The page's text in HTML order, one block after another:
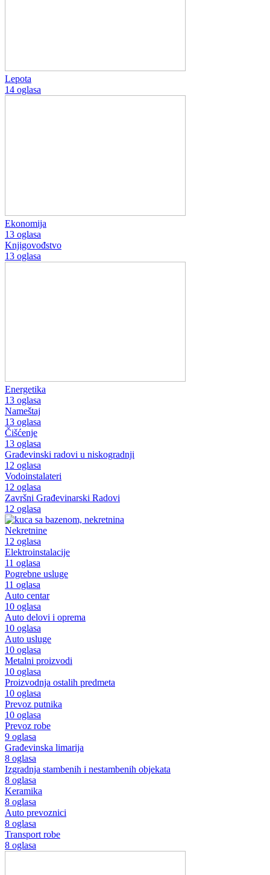
Lepota
14 oglasa
Ekonomija
13 oglasa
Knjigovođstvo
13 oglasa
Energetika
13 oglasa
Nameštaj
13 oglasa
Čišćenje
13 oglasa
Građevinski radovi u niskogradnji
12 oglasa
Vodoinstalateri
12 oglasa
Završni Građevinarski Radovi
12 oglasa
Nekretnine
12 oglasa
Elektroinstalacije
11 oglasa
Pogrebne usluge
11 oglasa
Auto centar
10 oglasa
Auto delovi i oprema
10 oglasa
Auto usluge
10 oglasa
Metalni proizvodi
10 oglasa
Proizvodnja ostalih predmeta
10 oglasa
Prevoz putnika
10 oglasa
Prevoz robe
9 oglasa
Građevinska limarija
8 oglasa
Izgradnja stambenih i nestambenih objekata
8 oglasa
Keramika
8 oglasa
Auto prevoznici
8 oglasa
Transport robe
8 oglasa